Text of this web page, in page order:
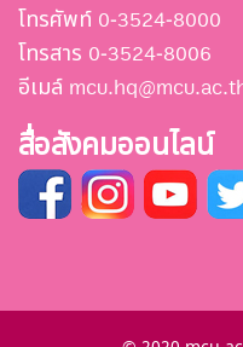
โทรศัพท์ 0-3524-8000
โทรสาร 0-3524-8006
อีเมล์
สื่อสังคมออนไลน์